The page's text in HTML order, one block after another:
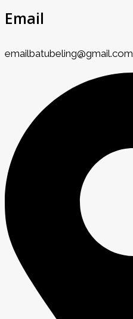
Email
emailbatubeling@gmail.com